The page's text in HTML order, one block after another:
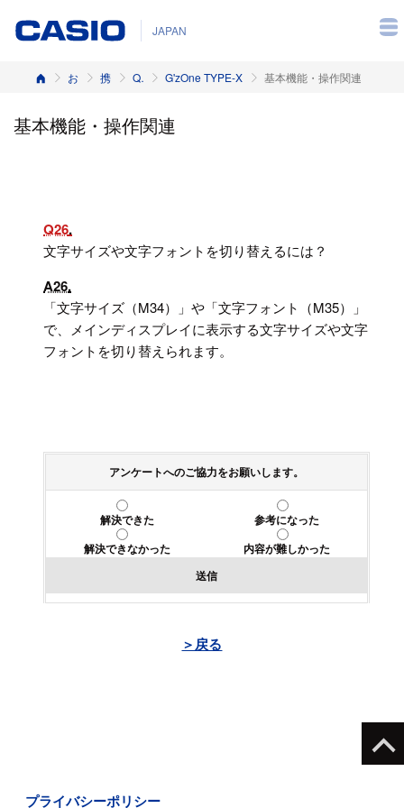
JAPAN
ホーム お客様サポート 携帯電話 Q&A（よくある質問と答え） G'zOne TYPE-X 基本機能・操作関連
基本機能・操作関連
Q26
文字サイズや文字フォントを切り替えるには？
A26
「文字サイズ（M34）」や「文字フォント（M35）」
で、メインディスプレイに表示する文字サイズや文字
フォントを切り替えられます。
アンケートへのご協力をお願いします。
解決できた
参考になった
解決できなかった
内容が難しかった
送信
＞戻る
プライバシーポリシー